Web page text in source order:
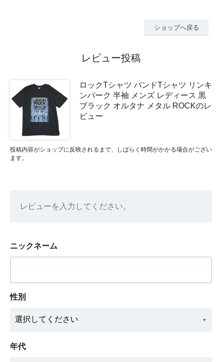
ショップへ戻る
レビュー投稿
ロックTシャツ バンドTシャツ リンキ
ンパーク 半袖 メンズ レディース 黒
ブラック オルタナ メタル ROCKのレ
ビュー
投稿内容がショップに反映されるまで、しばらく時間がかかる場合がござい
ます。
レビューを入力してください。
ニックネーム
性別
年代